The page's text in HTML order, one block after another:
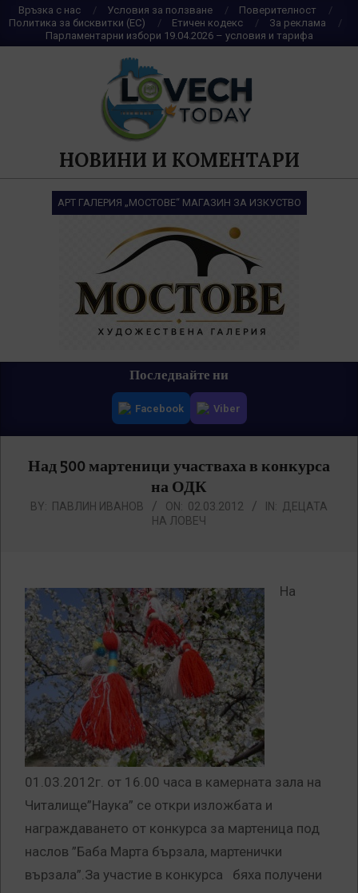
Skip
to
content
Връзка с нас Условия за ползване
Поверителност
Политика за бисквитки (ЕС)
Етичен кодекс
За реклама
Парламентарни избори 19.04.2026 – условия и тарифа
НОВИНИ И КОМЕНТАРИ
АРТ ГАЛЕРИЯ „МОСТОВЕ“ МАГАЗИН ЗА ИЗКУСТВО
Последвайте ни
Facebook Viber
Над 500 мартеници участваха в конкурса
на ОДК
BY: ПАВЛИН ИВАНОВ ON: 02.03.2012 IN: ДЕЦАТА
НА ЛОВЕЧ
На
01.03.2012г. от 16.00 часа в камерната зала на
Читалище”Наука” се откри изложбата и
награждаването от конкурса за мартеница под
наслов ”Баба Марта бързала, мартенички
вързала”.За участие в конкурса бяха получени